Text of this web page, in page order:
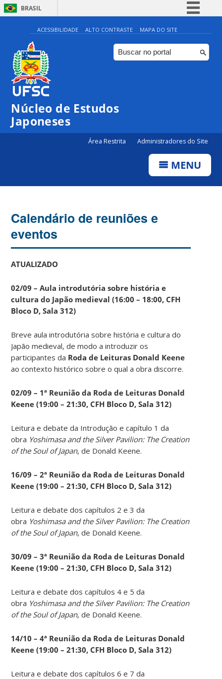
BRASIL
Simplifique!
Comunica BR
Participe
ACESSIBILIDADE ALTO CONTRASTE MAPA DO SITE
Núcleo de Estudos
Japoneses
Área Restrita Administradores do Site
MENU
Calendário de reuniões e
eventos
ATUALIZADO
02/09 – Aula introdutória sobre história e
cultura do Japão medieval (16:00 – 18:00, CFH
Bloco D, Sala 312)
Breve aula introdutória sobre história e cultura do
Japão medieval, de modo a introduzir os
participantes da Roda de Leituras Donald Keene
ao contexto histórico sobre o qual a obra discorre.
02/09 – 1ª Reunião da Roda de Leituras Donald
Keene (19:00 – 21:30, CFH Bloco D, Sala 312)
Leitura e debate da Introdução e capítulo 1 da
obra Yoshimasa and the Silver Pavilion: The Creation
of the Soul of Japan, de Donald Keene.
16/09 – 2ª Reunião da Roda de Leituras Donald
Keene (19:00 – 21:30, CFH Bloco D, Sala 312)
Leitura e debate dos capítulos 2 e 3 da
obra Yoshimasa and the Silver Pavilion: The Creation
of the Soul of Japan, de Donald Keene.
30/09 – 3ª Reunião da Roda de Leituras Donald
Keene (19:00 – 21:30, CFH Bloco D, Sala 312)
Leitura e debate dos capítulos 4 e 5 da
obra Yoshimasa and the Silver Pavilion: The Creation
of the Soul of Japan, de Donald Keene.
14/10 – 4ª Reunião da Roda de Leituras Donald
Keene (19:00 – 21:30, CFH Bloco D, Sala 312)
Leitura e debate dos capítulos 6 e 7 da